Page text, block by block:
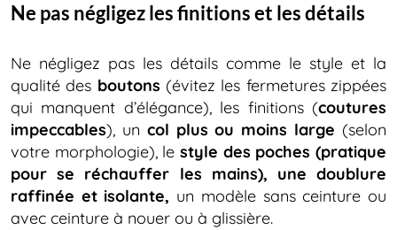
Ne pas négligez les finitions et les détails
Ne négligez pas les détails comme le style et la
qualité des boutons (évitez les fermetures zippées
qui manquent d’élégance), les finitions (coutures
impeccables), un col plus ou moins large (selon
votre morphologie), le style des poches (pratique
pour se réchauffer les mains), une doublure
raffinée et isolante, un modèle sans ceinture ou
avec ceinture à nouer ou à glissière.